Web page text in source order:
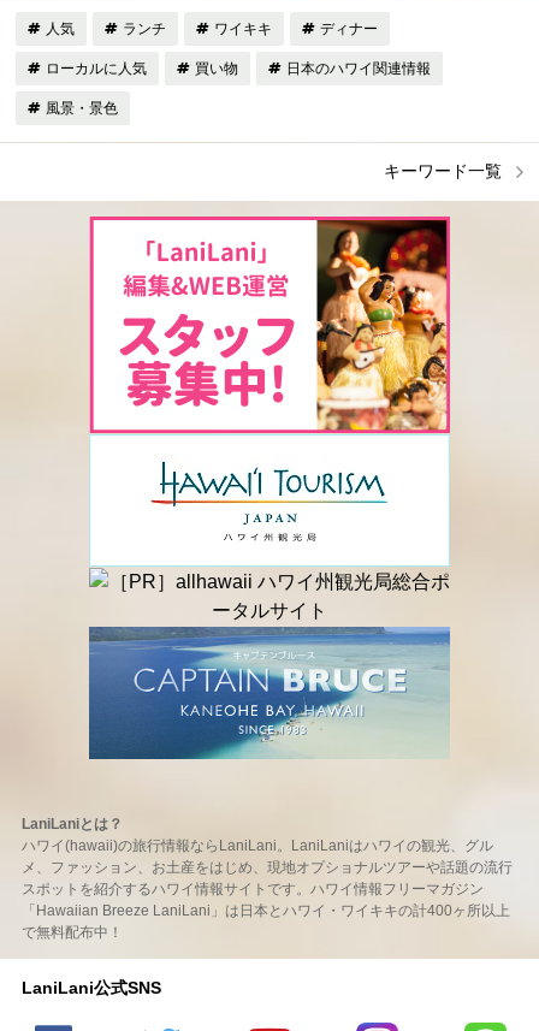
人気 ランチ ワイキキ ディナー
ローカルに人気 買い物 日本のハワイ関連情報
風景・景色
キーワード一覧
LaniLaniとは？
ハワイ(hawaii)の旅行情報ならLaniLani。LaniLaniはハワイの観光、グル
メ、ファッション、お土産をはじめ、現地オプショナルツアーや話題の流行
スポットを紹介するハワイ情報サイトです。ハワイ情報フリーマガジン
「Hawaiian Breeze LaniLani」は日本とハワイ・ワイキキの計400ヶ所以上
で無料配布中！
LaniLani公式SNS